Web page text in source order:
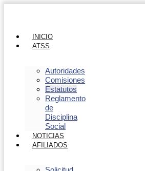
INICIO
ATSS
Autoridades
Comisiones
Estatutos
Reglamento
de
Disciplina
Social
NOTICIAS
AFILIADOS